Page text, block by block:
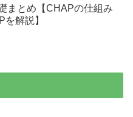
まとめ【CHAPの仕組み
を解説】